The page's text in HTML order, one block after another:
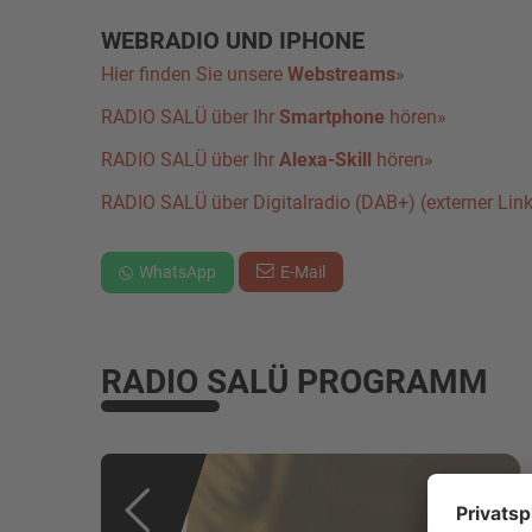
WEBRADIO UND IPHONE
Hier finden Sie unsere Webstreams»
RADIO SALÜ über Ihr Smartphone hören»
RADIO SALÜ über Ihr Alexa-Skill hören»
RADIO SALÜ über Digi­tal­ra­dio (DAB+) (externer
WhatsApp E-Mail
RADIO SALÜ PROGRAMM